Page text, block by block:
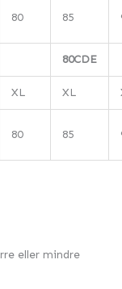
80 85
80CDE
XL XL
80 85
eller mindre